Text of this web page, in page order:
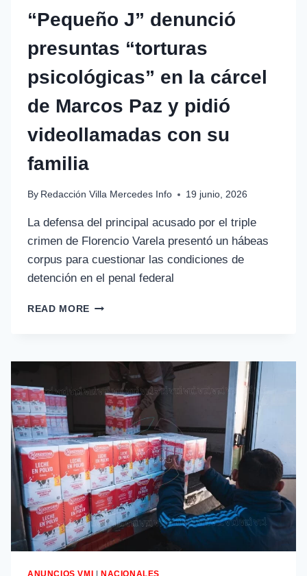
“Pequeño J” denunció
presuntas “torturas
psicológicas” en la cárcel
de Marcos Paz y pidió
videollamadas con su
familia
By Redacción Villa Mercedes Info 19 junio, 2026
La defensa del principal acusado por el triple
crimen de Florencio Varela presentó un hábeas
corpus para cuestionar las condiciones de
detención en el penal federal
READ MORE